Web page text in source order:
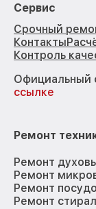
Сервис
Срочный
Контакты
Контроль
Официальный
ссылке
Ремонт
Ремонт
Ремонт
Ремонт
Ремонт